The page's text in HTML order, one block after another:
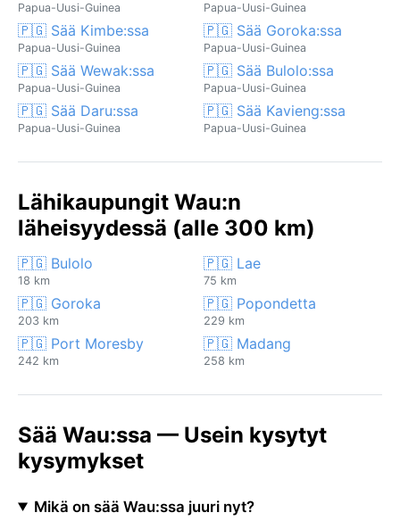
Papua-Uusi-Guinea Papua-Uusi-Guinea
🇵🇬 Sää Kimbe:ssa
Papua-Uusi-Guinea
🇵🇬 Sää Goroka:ssa
Papua-Uusi-Guinea
🇵🇬 Sää Wewak:ssa
Papua-Uusi-Guinea
🇵🇬 Sää Bulolo:ssa
Papua-Uusi-Guinea
🇵🇬 Sää Daru:ssa
Papua-Uusi-Guinea
🇵🇬 Sää Kavieng:ssa
Papua-Uusi-Guinea
Lähikaupungit Wau:n
läheisyydessä (alle 300 km)
🇵🇬 Bulolo
18 km
🇵🇬 Lae
75 km
🇵🇬 Goroka
203 km
🇵🇬 Popondetta
229 km
🇵🇬 Port Moresby
242 km
🇵🇬 Madang
258 km
Sää Wau:ssa — Usein kysytyt
kysymykset
Mikä on sää Wau:ssa juuri nyt?